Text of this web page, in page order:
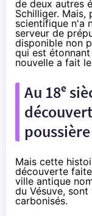
de deux autres
Schilliger. Mais,
scientifique n'a
serveur de
disponible non
qui est
nouvelle a fait
Au 18ᵉ
poussière
Mais cette
découverte faite
ville antique
du Vésuve,
carbonisés.